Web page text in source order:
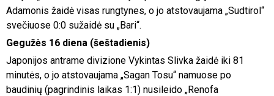
Adamonis žaidė visas rungtynes, o jo atstovaujama „Sudtirol“
svečiuose 0:0 sužaidė su „Bari“.
Gegužės 16 diena (šeštadienis)
Japonijos antrame divizione Vykintas Slivka žaidė iki 81
minutės, o jo atstovaujama „Sagan Tosu“ namuose po
baudinių (pagrindinis laikas 1:1) nusileido „Renofa